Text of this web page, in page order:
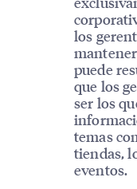
los
puede
que los
ser los
temas
tiendas,
eventos.